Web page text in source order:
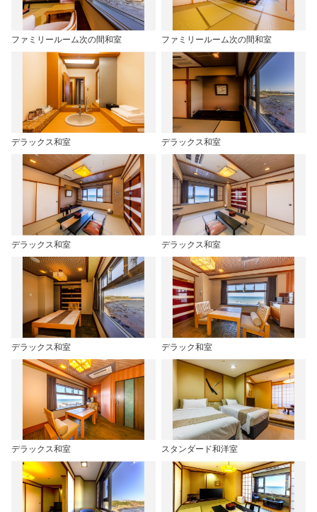
ファミリールーム次の間和室 ファミリールーム次の間和室
デラックス和室 デラックス和室
デラックス和室 デラックス和室
デラックス和室 デラック和室
デラックス和室 スタンダード和洋室